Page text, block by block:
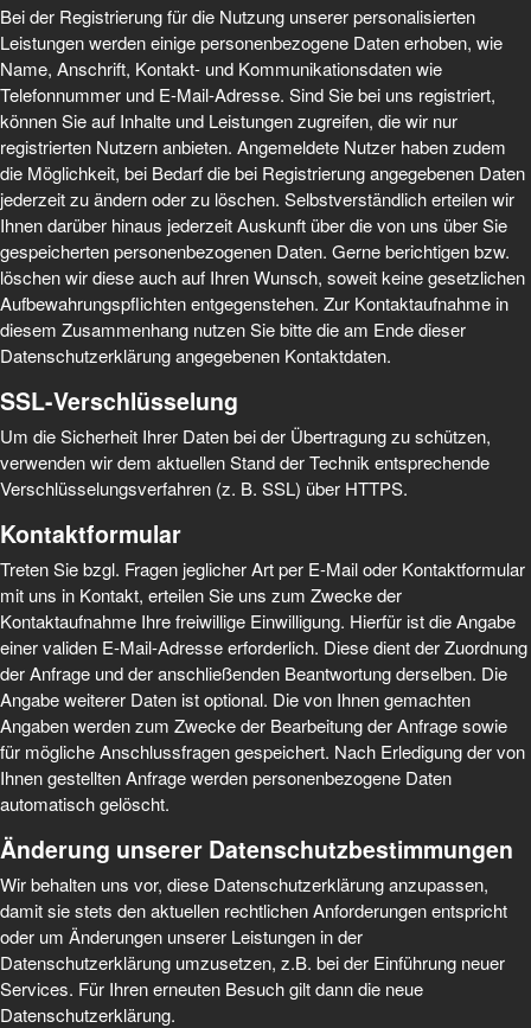
Bei der Registrierung für die Nutzung unserer personalisierten
Leistungen werden einige personenbezogene Daten erhoben, wie
Name, Anschrift, Kontakt- und Kommunikationsdaten wie
Telefonnummer und E-Mail-Adresse. Sind Sie bei uns registriert,
können Sie auf Inhalte und Leistungen zugreifen, die wir nur
registrierten Nutzern anbieten. Angemeldete Nutzer haben zudem
die Möglichkeit, bei Bedarf die bei Registrierung angegebenen Daten
jederzeit zu ändern oder zu löschen. Selbstverständlich erteilen wir
Ihnen darüber hinaus jederzeit Auskunft über die von uns über Sie
gespeicherten personenbezogenen Daten. Gerne berichtigen bzw.
löschen wir diese auch auf Ihren Wunsch, soweit keine gesetzlichen
Aufbewahrungspflichten entgegenstehen. Zur Kontaktaufnahme in
diesem Zusammenhang nutzen Sie bitte die am Ende dieser
Datenschutzerklärung angegebenen Kontaktdaten.
SSL-Verschlüsselung
Um die Sicherheit Ihrer Daten bei der Übertragung zu schützen,
verwenden wir dem aktuellen Stand der Technik entsprechende
Verschlüsselungsverfahren (z. B. SSL) über HTTPS.
Kontaktformular
Treten Sie bzgl. Fragen jeglicher Art per E-Mail oder Kontaktformular
mit uns in Kontakt, erteilen Sie uns zum Zwecke der
Kontaktaufnahme Ihre freiwillige Einwilligung. Hierfür ist die Angabe
einer validen E-Mail-Adresse erforderlich. Diese dient der Zuordnung
der Anfrage und der anschließenden Beantwortung derselben. Die
Angabe weiterer Daten ist optional. Die von Ihnen gemachten
Angaben werden zum Zwecke der Bearbeitung der Anfrage sowie
für mögliche Anschlussfragen gespeichert. Nach Erledigung der von
Ihnen gestellten Anfrage werden personenbezogene Daten
automatisch gelöscht.
Änderung unserer Datenschutzbestimmungen
Wir behalten uns vor, diese Datenschutzerklärung anzupassen,
damit sie stets den aktuellen rechtlichen Anforderungen entspricht
oder um Änderungen unserer Leistungen in der
Datenschutzerklärung umzusetzen, z.B. bei der Einführung neuer
Services. Für Ihren erneuten Besuch gilt dann die neue
Datenschutzerklärung.